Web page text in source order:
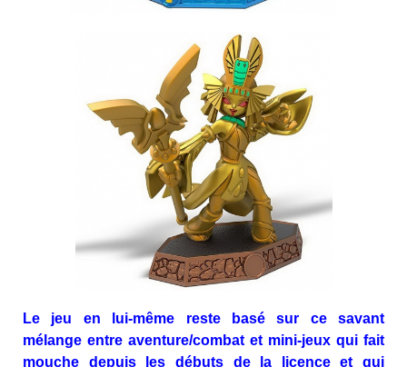
Le jeu en lui-même reste basé sur ce savant
mélange entre aventure/combat et mini-jeux qui fait
mouche depuis les débuts de la licence et qui